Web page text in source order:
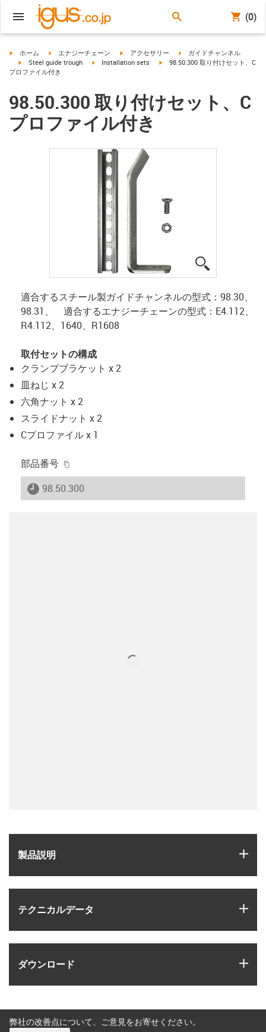
(0)
igus-icon-arrow-right
ホーム igus-icon-arrow-right
エナジーチェーン igus-icon-arrow-right
アクセサリー igus-icon-arrow-right
ガイドチャンネル
igus-icon-arrow-right
Steel guide trough igus-icon-arrow-right
Installation sets igus-icon-arrow-right
98.50.300 取り付けセット、C
プロファイル付き
98.50.300 取り付けセット、C
プロファイル付き
適合するスチール製ガイドチャンネルの型式：98.30、
98.31、 適合するエナジーチェーンの型式：E4.112、
R4.112、1640、R1608
取付セットの構成
クランプブラケット x 2
皿ねじ x 2
六角ナット x 2
スライドナット x 2
Cプロファイル x 1
部品番号
igus-icon-lieferzeit
98.50.300
製品説明
テクニカルデータ
ダウンロード
弊社の改善点について、ご意見をお寄せください。